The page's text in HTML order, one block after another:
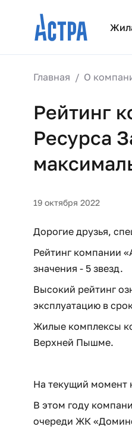
Главная О
Рейтинг
Ресурса
19 октября 2022
Дорогие друзья,
Рейтинг компании
значения - 5 звезд.
Высокий рейтинг
эксплуатацию в
Жилые комплексы
Верхней Пышме.
На текущий момент
В этом году
очереди ЖК